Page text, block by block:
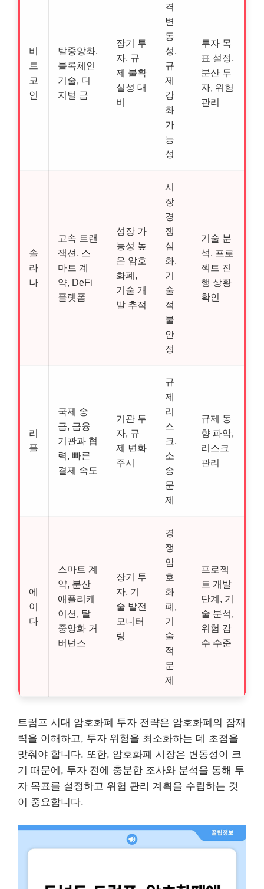
비
트
코
인
탈중앙화,
블록체인
기술, 디
지털 금
장기 투
자, 규
제 불확
실성 대
비
격
변
동
성,
규
제
강
화
가
능
성
투자 목
표 설정,
분산 투
자, 위험
관리
솔
라
나
고속 트랜
잭션, 스
마트 계
약, DeFi
플랫폼
성장 가
능성 높
은 암호
화폐,
기술 개
발 추적
시
장
경
쟁
심
화,
기
술
적
불
안
정
기술 분
석, 프로
젝트 진
행 상황
확인
리
플
국제 송
금, 금융
기관과 협
력, 빠른
결제 속도
기관 투
자, 규
제 변화
주시
규
제
리
스
크,
소
송
문
제
규제 동
향 파악,
리스크
관리
에
이
다
스마트 계
약, 분산
애플리케
이션, 탈
중앙화 거
버넌스
장기 투
자, 기
술 발전
모니터
링
경
쟁
암
호
화
폐,
기
술
적
문
제
프로젝
트 개발
단계, 기
술 분석,
위험 감
수 수준
트럼프 시대 암호화폐 투자 전략은 암호화폐의 잠재
력을 이해하고, 투자 위험을 최소화하는 데 초점을
맞춰야 합니다. 또한, 암호화폐 시장은 변동성이 크
기 때문에, 투자 전에 충분한 조사와 분석을 통해 투
자 목표를 설정하고 위험 관리 계획을 수립하는 것
이 중요합니다.